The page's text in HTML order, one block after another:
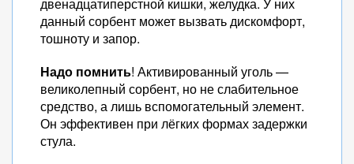
данный сорбент может вызвать дискомфорт,
тошноту и запор.
Надо помнить! Активированный уголь —
великолепный сорбент, но не слабительное
средство, а лишь вспомогательный элемент.
Он эффективен при лёгких формах задержки
стула.